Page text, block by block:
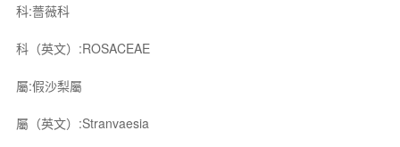
科:薔薇科
科（英文）:ROSACEAE
屬:假沙梨屬
屬（英文）:Stranvaesia